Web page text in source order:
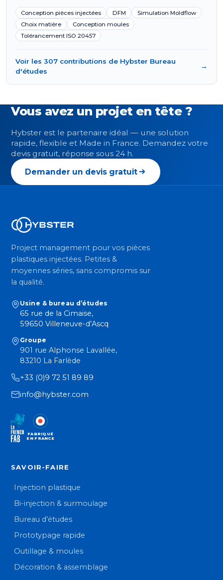
Conception pièces injectées DFM
Simulation Moldflow
Choix matière
Conception moules
Tolérancement ISO 20457
Voir les 307 contributions de Hybster Bureau
d'études
→
Vous avez un projet en tête ?
Hybster est le partenaire idéal — une solution
rapide, flexible et Made in France. Demandez votre
devis gratuit, réponse sous 24 h.
Demander un devis gratuit
Project management pour vos pièces
plastiques injectées. Petites &
moyennes séries, sans compromis sur
la qualité.
Usine & bureau d’études
65 rue de la Cimaise,
59650 Villeneuve-d’Ascq
Groupe
901 rue Alphonse Lavallée,
83210 La Farlède
+33 (0)9 72 51 89 89
info@hybster.com
FABRIQUÉ
EN FRANCE
SAVOIR-FAIRE
Injection plastique
Bi-injection & surmoulage
Bureau d’études
Prototypage rapide
Outillage & moules
Décoration & assemblage